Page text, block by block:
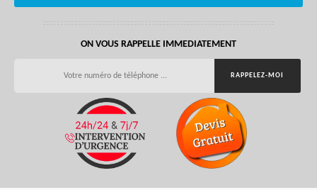
ON VOUS RAPPELLE IMMEDIATEMENT